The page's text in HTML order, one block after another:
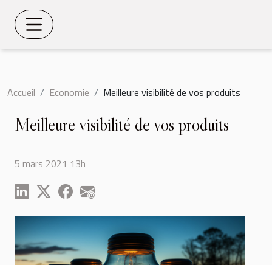
Accueil Economie Meilleure visibilité de vos produits
Meilleure visibilité de vos produits
5 mars 2021 13h